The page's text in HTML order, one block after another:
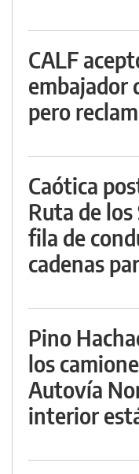
CALF
embajador
pero
Caótica
Ruta de
fila de
cadenas
Pino
los
Autovía
interior